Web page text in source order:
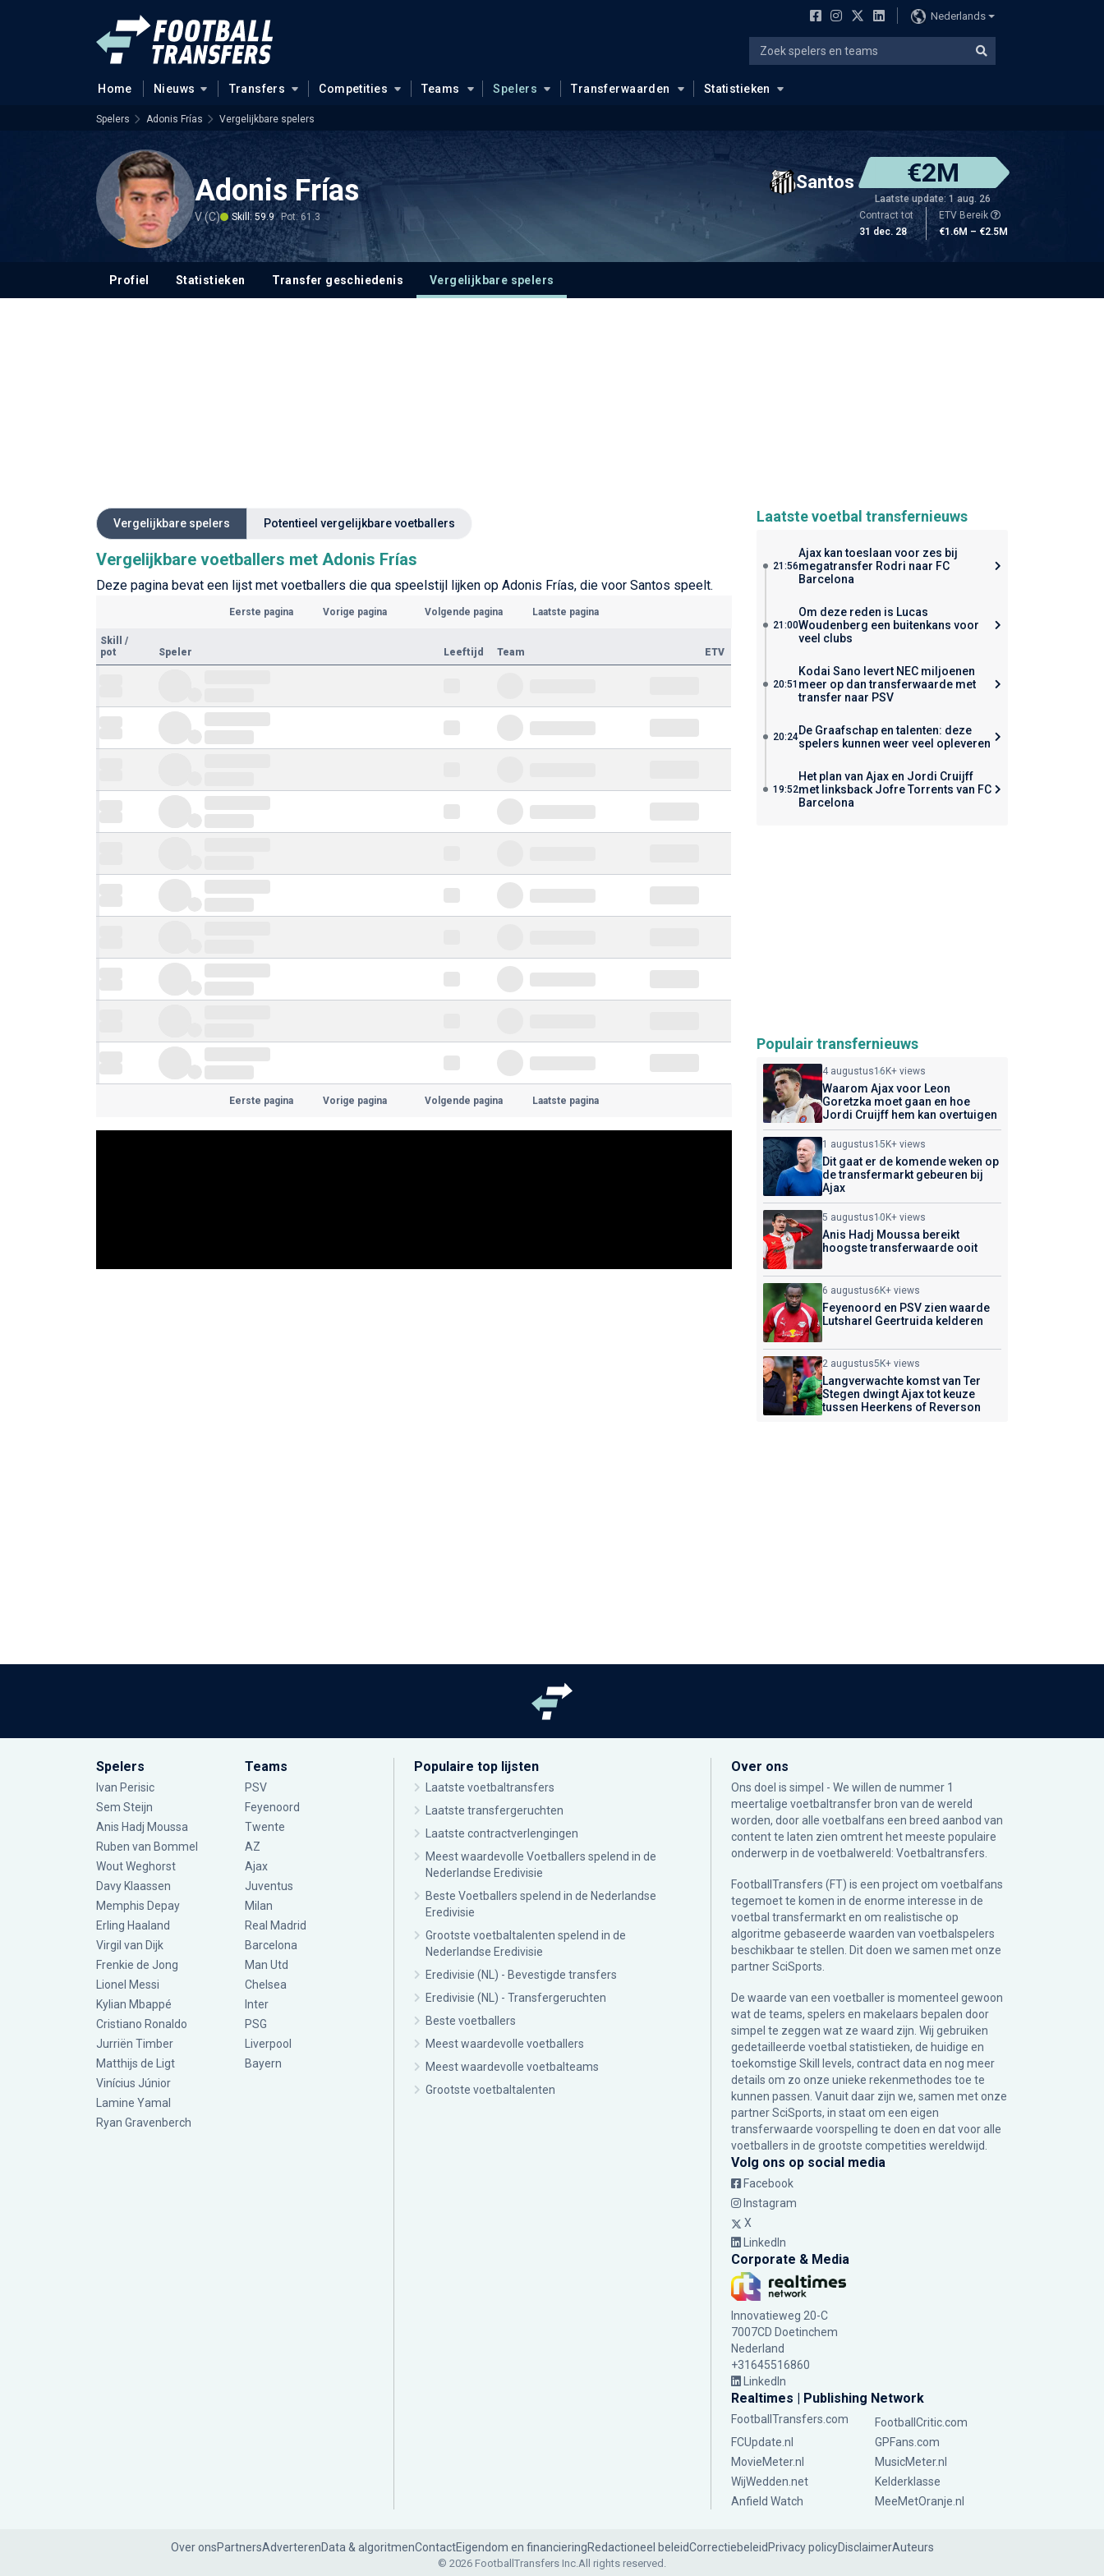
Nederlands
Home Nieuws Transfers Competities Teams Spelers Transferwaarden Statistieken
Spelers Adonis Frías Vergelijkbare spelers
Adonis Frías
V (C) Skill: 59.9 Pot: 61.3
Santos €2M
Laatste update: 1 aug. 26
Contract tot
31 dec. 28
ETV Bereik
€1.6M – €2.5M
Profiel Statistieken Transfer geschiedenis Vergelijkbare spelers
Vergelijkbare spelers Potentieel vergelijkbare voetballers
Vergelijkbare voetballers met Adonis Frías
Deze pagina bevat een lijst met voetballers die qua speelstijl lijken op Adonis Frías, die voor Santos speelt.
Eerste pagina Vorige pagina Volgende pagina Laatste pagina
Skill
/
pot
Speler Leeftijd Team ETV
Eerste pagina Vorige pagina Volgende pagina Laatste pagina
Laatste voetbal transfernieuws
21:56
Ajax kan toeslaan voor zes bij
megatransfer Rodri naar FC
Barcelona
21:00
Om deze reden is Lucas
Woudenberg een buitenkans voor
veel clubs
20:51
Kodai Sano levert NEC miljoenen
meer op dan transferwaarde met
transfer naar PSV
20:24De Graafschap en talenten: deze
spelers kunnen weer veel opleveren
19:52
Het plan van Ajax en Jordi Cruijff
met linksback Jofre Torrents van FC
Barcelona
Populair transfernieuws
4 augustus16K+ views
Waarom Ajax voor Leon
Goretzka moet gaan en hoe
Jordi Cruijff hem kan overtuigen
1 augustus15K+ views
Dit gaat er de komende weken op
de transfermarkt gebeuren bij
Ajax
5 augustus10K+ views
Anis Hadj Moussa bereikt
hoogste transferwaarde ooit
6 augustus6K+ views
Feyenoord en PSV zien waarde
Lutsharel Geertruida kelderen
2 augustus5K+ views
Langverwachte komst van Ter
Stegen dwingt Ajax tot keuze
tussen Heerkens of Reverson
Spelers
Ivan Perisic
Sem Steijn
Anis Hadj Moussa
Ruben van Bommel
Wout Weghorst
Davy Klaassen
Memphis Depay
Erling Haaland
Virgil van Dijk
Frenkie de Jong
Lionel Messi
Kylian Mbappé
Cristiano Ronaldo
Jurriën Timber
Matthijs de Ligt
Vinícius Júnior
Lamine Yamal
Ryan Gravenberch
Teams
PSV
Feyenoord
Twente
AZ
Ajax
Juventus
Milan
Real Madrid
Barcelona
Man Utd
Chelsea
Inter
PSG
Liverpool
Bayern
Populaire top lijsten
Laatste voetbaltransfers
Laatste transfergeruchten
Laatste contractverlengingen
Meest waardevolle Voetballers spelend in de
Nederlandse Eredivisie
Beste Voetballers spelend in de Nederlandse
Eredivisie
Grootste voetbaltalenten spelend in de
Nederlandse Eredivisie
Eredivisie (NL) - Bevestigde transfers
Eredivisie (NL) - Transfergeruchten
Beste voetballers
Meest waardevolle voetballers
Meest waardevolle voetbalteams
Grootste voetbaltalenten
Over ons
Ons doel is simpel - We willen de nummer 1
meertalige voetbaltransfer bron van de wereld
worden, door alle voetbalfans een breed aanbod van
content te laten zien omtrent het meeste populaire
onderwerp in de voetbalwereld: Voetbaltransfers.
FootballTransfers (FT) is een project om voetbalfans
tegemoet te komen in de enorme interesse in de
voetbal transfermarkt en om realistische op
algoritme gebaseerde waarden van voetbalspelers
beschikbaar te stellen. Dit doen we samen met onze
partnerSciSports
De waarde van een voetballer is momenteel gewoon
wat de teams, spelers en makelaars bepalen door
simpel te zeggen wat ze waard zijn. Wij gebruiken
gedetailleerde voetbal statistieken, de huidige en
toekomstige Skill levels, contract data en nog meer
details om zo onze unieke rekenmethodes toe te
kunnen passen. Vanuit daar zijn we, samen met onze
partner SciSports, in staat om een eigen
transferwaarde voorspelling te doen en dat voor alle
voetballers in de grootste competities wereldwijd.
Volg ons op social media
Facebook
Instagram
X
LinkedIn
Corporate & Media
Innovatieweg 20-C
7007CD Doetinchem
Nederland
+31645516860
LinkedIn
Realtimes | Publishing Network
FootballTransfers.com
FootballCritic.com
FCUpdate.nl
GPFans.com
MovieMeter.nl
MusicMeter.nl
WijWedden.net
Kelderklasse
Anfield Watch
MeeMetOranje.nl
Over onsPartnersAdverterenData & algoritmenContactEigendom en financieringRedactioneel beleidCorrectiebeleid Privacy policyDisclaimerAuteurs
© 2026 FootballTransfers Inc.All rights reserved.